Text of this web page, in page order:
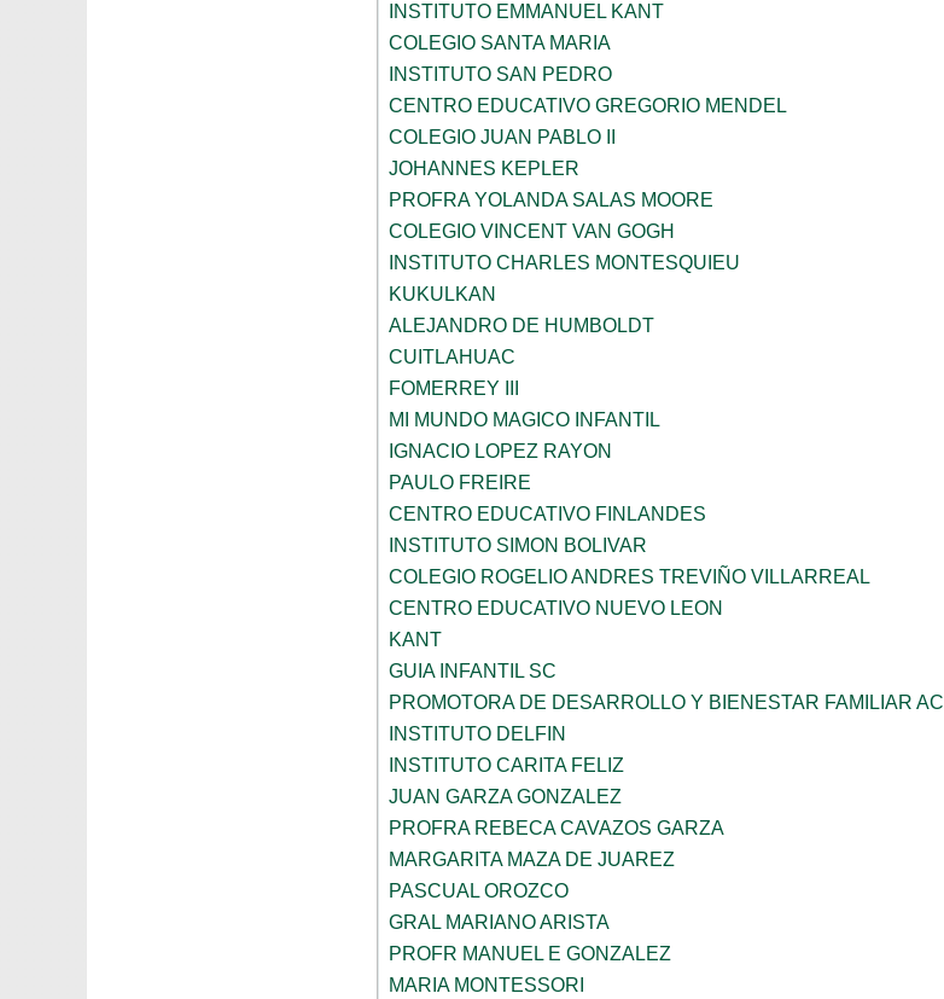
INSTITUTO EMMANUEL KANT
COLEGIO SANTA MARIA
INSTITUTO SAN PEDRO
CENTRO EDUCATIVO GREGORIO MENDEL
COLEGIO JUAN PABLO II
JOHANNES KEPLER
PROFRA YOLANDA SALAS MOORE
COLEGIO VINCENT VAN GOGH
INSTITUTO CHARLES MONTESQUIEU
KUKULKAN
ALEJANDRO DE HUMBOLDT
CUITLAHUAC
FOMERREY III
MI MUNDO MAGICO INFANTIL
IGNACIO LOPEZ RAYON
PAULO FREIRE
CENTRO EDUCATIVO FINLANDES
INSTITUTO SIMON BOLIVAR
COLEGIO ROGELIO ANDRES TREVIÑO VILLARREAL
CENTRO EDUCATIVO NUEVO LEON
KANT
GUIA INFANTIL SC
PROMOTORA DE DESARROLLO Y BIENESTAR FAMILIAR AC
INSTITUTO DELFIN
INSTITUTO CARITA FELIZ
JUAN GARZA GONZALEZ
PROFRA REBECA CAVAZOS GARZA
MARGARITA MAZA DE JUAREZ
PASCUAL OROZCO
GRAL MARIANO ARISTA
PROFR MANUEL E GONZALEZ
MARIA MONTESSORI